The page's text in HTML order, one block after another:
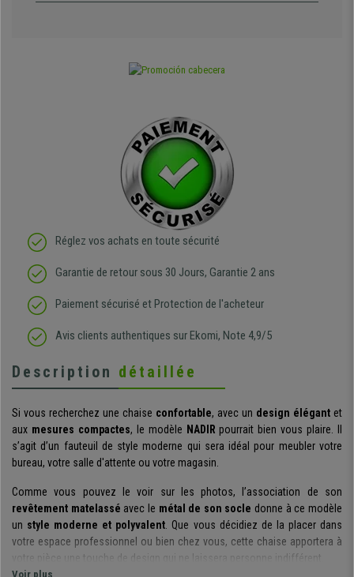
Réglez vos achats en toute sécurité
Garantie de retour sous 30 Jours, Garantie 2 ans
Paiement sécurisé et Protection de l'acheteur
Avis clients authentiques sur Ekomi, Note 4,9/5
Description détaillée
Si vous recherchez une chaise confortable, avec un design élégant et
aux mesures compactes, le modèle NADIR pourrait bien vous plaire. Il
s’agit d’un fauteuil de style moderne qui sera idéal pour meubler votre
bureau, votre salle d'attente ou votre magasin.
Comme vous pouvez le voir sur les photos, l’association de son
revêtement matelassé avec le métal de son socle donne à ce modèle
un style moderne et polyvalent. Que vous décidiez de la placer dans
votre espace professionnel ou bien chez vous, cette chaise apportera à
votre pièce une touche de design qui ne laissera personne indifférent.
Voir plus